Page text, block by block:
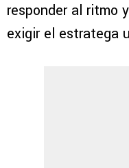
responder al ritmo
exigir el estratega